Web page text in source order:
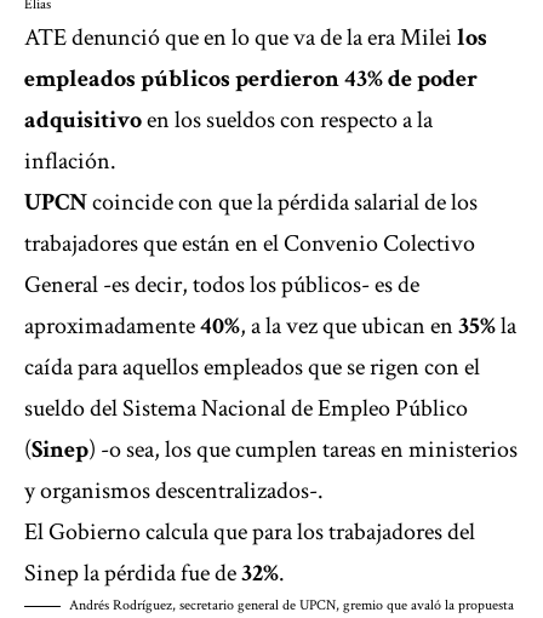
Elias
ATE denunció que en lo que va de la era Mileilos
empleados públicos perdieron 43% de poder
adquisitivoen los sueldos con respecto a la
inflación.
UPCNcoincide con que la pérdida salarial de los
trabajadores que están en el Convenio Colectivo
General -es decir, todos los públicos- es de
aproximadamente40%, a la vez que ubican en35%la
caída para aquellos empleados que se rigen con el
sueldo del Sistema Nacional de Empleo Público
(Sinep) -o sea, los que cumplen tareas en ministerios
y organismos descentralizados-.
El Gobierno calcula que para los trabajadores del
Sinep la pérdida fue de32%.
Andrés Rodríguez, secretario general de UPCN, gremio que avaló la propuesta